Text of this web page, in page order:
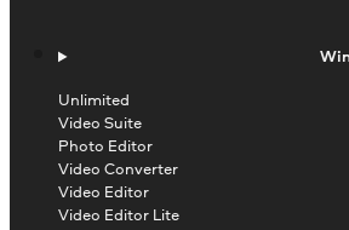
Unlimited
Video Suite
Photo Editor
Video Converter
Video Editor
Video Editor Lite